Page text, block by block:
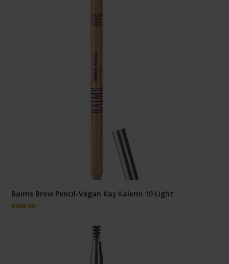
Baims Brow Pencil-Vegan Kaş Kalemi 10 Light
₺989.99